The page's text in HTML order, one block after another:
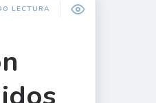
LECTURA